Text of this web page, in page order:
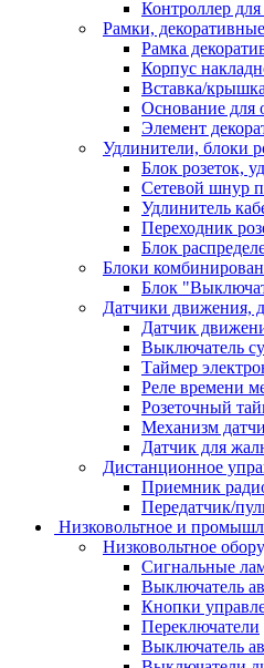
Контроллер
Рамки,
Рамка
Корпус
Вставка/
Основание для
Элемент
Удлинители, блоки
Блок розеток,
Сетевой шнур
Удлинитель
Переходник
Блок
Блоки
Блок
Датчики движения,
Датчик
Выключатель
Таймер
Реле времени
Розеточный
Механизм
Датчик для
Дистанционное
Приемник
Передатчик/
Низковольтное и
Низковольтное
Сигнальные
Выключатель
Кнопки
Переключатели
Выключатель